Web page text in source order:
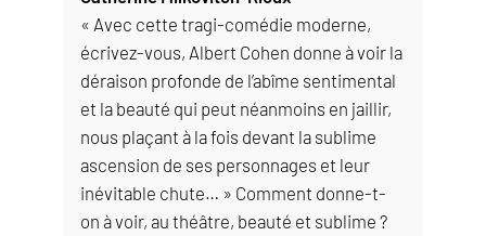
« Avec cette tragi-comédie moderne,
écrivez-vous, Albert Cohen donne à voir la
déraison profonde de l’abîme sentimental
et la beauté qui peut néanmoins en jaillir,
nous plaçant à la fois devant la sublime
ascension de ses personnages et leur
inévitable chute… » Comment donne-t-
on à voir, au théâtre, beauté et sublime ?